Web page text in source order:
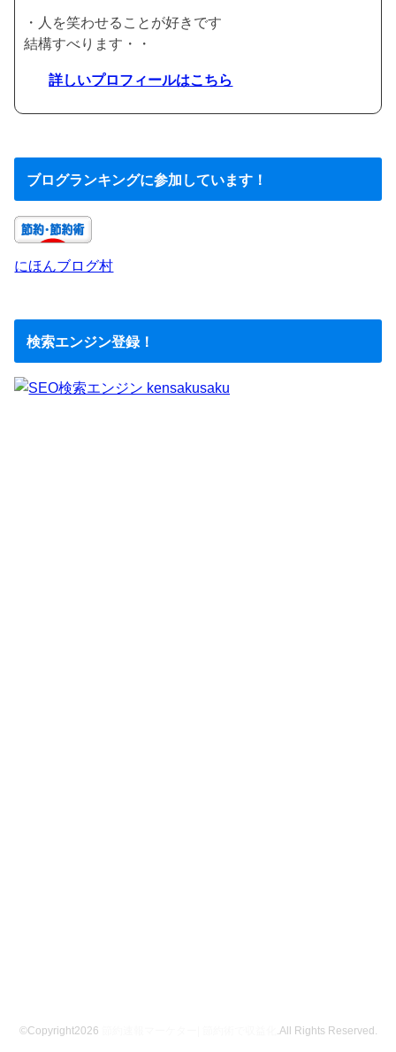
・人を笑わせることが好きです
結構すべります・・
詳しいプロフィールはこちら
ブログランキングに参加しています！
にほんブログ村
検索エンジン登録！
©Copyright2026 .All Rights Reserved.